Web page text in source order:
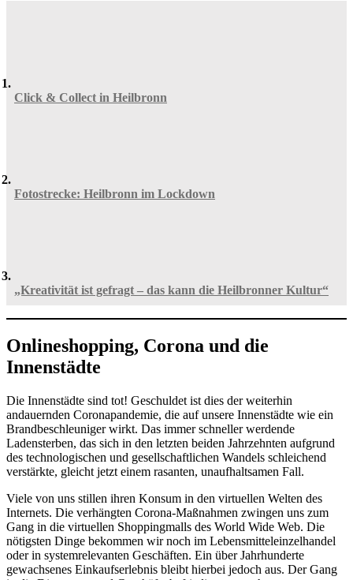
Click & Collect in Heilbronn
Fotostrecke: Heilbronn im Lockdown
„Kreativität ist gefragt – das kann die Heilbronner Kultur“
Onlineshopping, Corona und die
Innenstädte
Die Innenstädte sind tot! Geschuldet ist dies der weiterhin
andauernden Coronapandemie, die auf unsere Innenstädte wie ein
Brandbeschleuniger wirkt. Das immer schneller werdende
Ladensterben, das sich in den letzten beiden Jahrzehnten aufgrund
des technologischen und gesellschaftlichen Wandels schleichend
verstärkte, gleicht jetzt einem rasanten, unaufhaltsamen Fall.
Viele von uns stillen ihren Konsum in den virtuellen Welten des
Internets. Die verhängten Corona-Maßnahmen zwingen uns zum
Gang in die virtuellen Shoppingmalls des World Wide Web. Die
nötigsten Dinge bekommen wir noch im Lebensmitteleinzelhandel
oder in systemrelevanten Geschäften. Ein über Jahrhunderte
gewachsenes Einkaufserlebnis bleibt hierbei jedoch aus. Der Gang